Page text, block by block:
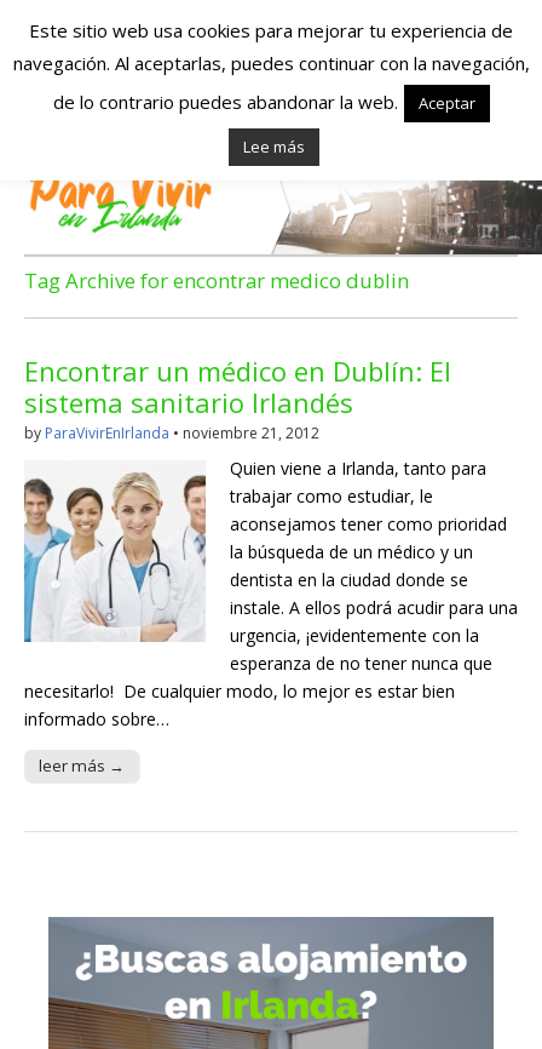
Españoles en
Irlanda – Vivir en
Irlanda – Trabajo
en Irlanda –
Alojamiento en
Irlanda
Blog dedicado a los que viven, estudian y trabajan en
Irlanda!
Tag Archive for encontrar medico dublin
Encontrar un médico en Dublín: El
sistema sanitario Irlandés
by ParaVivirEnIrlanda • noviembre 21, 2012
Quien viene a Irlanda, tanto para
trabajar como estudiar, le
aconsejamos tener como prioridad
la búsqueda de un médico y un
dentista en la ciudad donde se
instale. A ellos podrá acudir para una
urgencia, ¡evidentemente con la
esperanza de no tener nunca que
necesitarlo! De cualquier modo, lo mejor es estar bien
informado sobre…
leer más →
Este sitio web usa cookies para mejorar tu experiencia de
navegación. Al aceptarlas, puedes continuar con la navegación,
de lo contrario puedes abandonar la web.
Aceptar
Lee más